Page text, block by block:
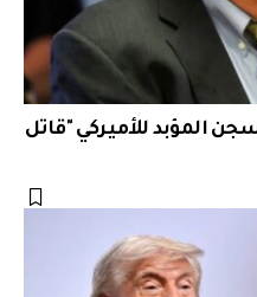
المؤبد للأميركي "قاتل